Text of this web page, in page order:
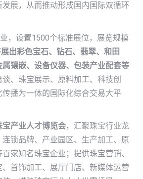
展，从而推动形成国内国际双循环
，设置1500个标准展位，展览规模
出彩色宝石、钻石、翡翠、和田
镶嵌、设备仪器、包装产业配套等
、珠宝展示、原料加工、科技创
播为一体的国际化综合交易大平
宝产业人才博览会，汇聚珠宝行业龙
锁品牌、产业园区、生产加工、原
家知名珠宝企业；提供珠宝营销、
首饰加工、展厅门店、新媒体运营